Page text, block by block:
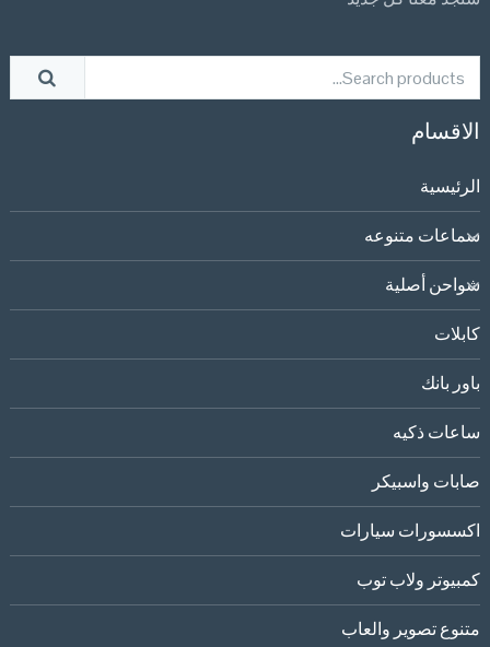
الاقسام
الرئيسية
سماعات متنوعه
شواحن أصلية
كابلات
باور بانك
ساعات ذكيه
صابات واسبيكر
اكسسورات سيارات
كمبيوتر ولاب توب
متنوع تصوير والعاب